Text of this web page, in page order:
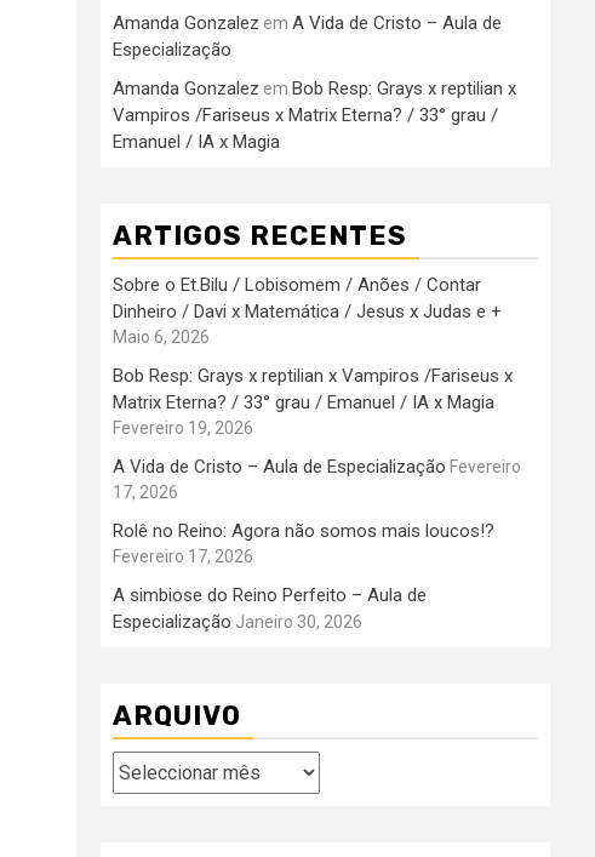
Amanda Gonzalez em A Vida de Cristo – Aula de
Especialização
Amanda Gonzalez em Bob Resp: Grays x reptilian x
Vampiros /Fariseus x Matrix Eterna? / 33° grau /
Emanuel / IA x Magia
ARTIGOS RECENTES
Sobre o Et.Bilu / Lobisomem / Anões / Contar
Dinheiro / Davi x Matemática / Jesus x Judas e +
Maio 6, 2026
Bob Resp: Grays x reptilian x Vampiros /Fariseus x
Matrix Eterna? / 33° grau / Emanuel / IA x Magia
Fevereiro 19, 2026
A Vida de Cristo – Aula de Especialização Fevereiro
17, 2026
Rolê no Reino: Agora não somos mais loucos!?
Fevereiro 17, 2026
A simbiose do Reino Perfeito – Aula de
Especialização Janeiro 30, 2026
ARQUIVO
Arquivo